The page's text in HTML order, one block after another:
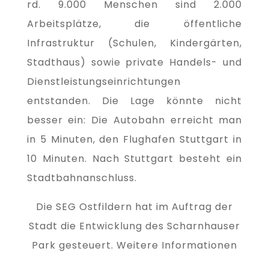
rd. 9.000 Menschen sind 2.000
Arbeitsplätze, die öffentliche
Infrastruktur (Schulen, Kindergärten,
Stadthaus) sowie private Handels- und
Dienstleistungseinrichtungen
entstanden. Die Lage könnte nicht
besser ein: Die Autobahn erreicht man
in 5 Minuten, den Flughafen Stuttgart in
10 Minuten. Nach Stuttgart besteht ein
Stadtbahnanschluss.
Die SEG Ostfildern hat im Auftrag der
Stadt die Entwicklung des Scharnhauser
Park gesteuert. Weitere Informationen